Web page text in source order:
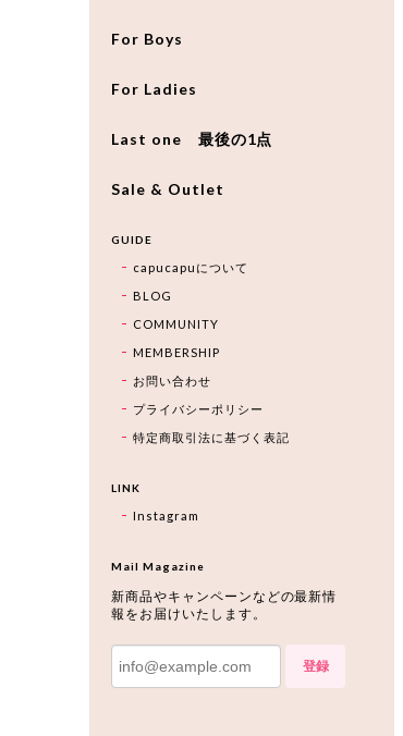
For Boys
For Ladies
Last one 最後の1点
Sale & Outlet
GUIDE
capucapuについて
BLOG
COMMUNITY
MEMBERSHIP
お問い合わせ
プライバシーポリシー
特定商取引法に基づく表記
LINK
Instagram
Mail Magazine
新商品やキャンペーンなどの最新情
報をお届けいたします。
登録